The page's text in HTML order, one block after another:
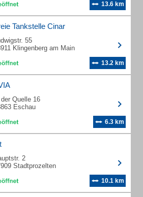
13.6 km
Tankstelle Cinar
55
Klingenberg am Main
13.2 km
der Quelle 16
Eschau
6.3 km
2
Stadtprozelten
10.1 km